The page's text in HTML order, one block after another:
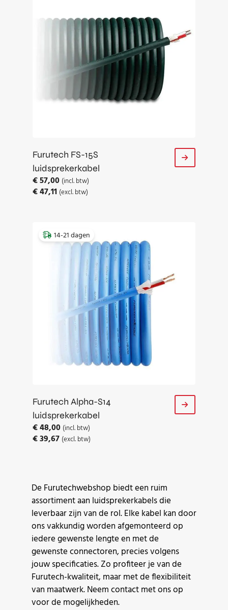
De Furutechwebshop biedt een ruim
assortiment aan luidsprekerkabels die
leverbaar zijn van de rol. Elke kabel kan door
ons vakkundig worden afgemonteerd op
iedere gewenste lengte en met de
gewenste connectoren, precies volgens
jouw specificaties. Zo profiteer je van de
Furutech-kwaliteit, maar met de flexibiliteit
van maatwerk. Neem contact met ons op
voor de mogelijkheden.
Furutech FS-15S
luidsprekerkabel
€57,00 (incl. btw)
€47,11 (excl. btw)
14-21 dagen
Furutech Alpha-S14
luidsprekerkabel
€48,00 (incl. btw)
€39,67 (excl. btw)